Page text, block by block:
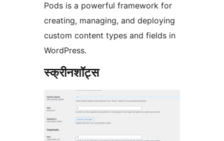
Pods is a powerful framework for
creating, managing, and deploying
custom content types and fields in
WordPress.
स्क्रीनशॉट्स